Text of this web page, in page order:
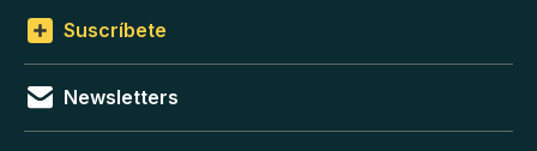
Suscríbete
Newsletters